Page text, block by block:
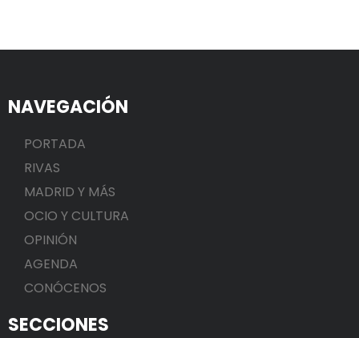
NAVEGACIÓN
PORTADA
RIVAS
MADRID Y MÁS
OCIO Y CULTURA
OPINIÓN
AGENDA
CONÓCENOS
SECCIONES